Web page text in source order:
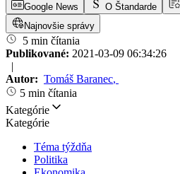
Google News O Štandarde
Najnovšie správy
5 min čítania
Publikované: 2021-03-09 06:34:26
|
Autor: Tomáš Baranec,
5 min čítania
Kategórie
Kategórie
Téma týždňa
Politika